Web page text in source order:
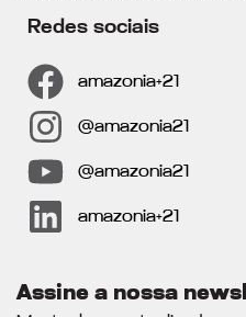
Redes sociais
amazonia+21
@amazonia21
@amazonia21
amazonia+21
Assine a nossa